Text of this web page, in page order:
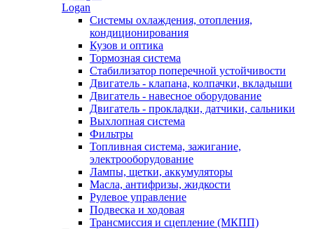
Logan
Системы охлаждения, отопления,
кондиционирования
Кузов и оптика
Тормозная система
Стабилизатор поперечной устойчивости
Двигатель - клапана, колпачки, вкладыши
Двигатель - навесное оборудование
Двигатель - прокладки, датчики, сальники
Выхлопная система
Фильтры
Топливная система, зажигание,
электрооборудование
Лампы, щетки, аккумуляторы
Масла, антифризы, жидкости
Рулевое управление
Подвеска и ходовая
Трансмиссия и сцепление (МКПП)